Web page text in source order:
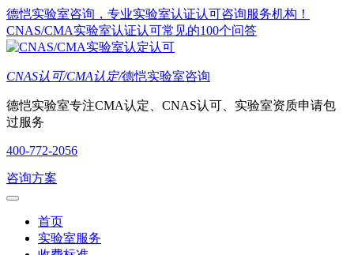
德恺实验室咨询，专业实验室认证认可咨询服务机构！
CNAS/CMA实验室认证认可常见的100个问答
CNAS认可/CMA认定/德恺实验室咨询
德恺实验室专注CMA认定、CNAS认可、实验室资质申请包
过服务
400-772-2056
咨询方案
首页
实验室服务